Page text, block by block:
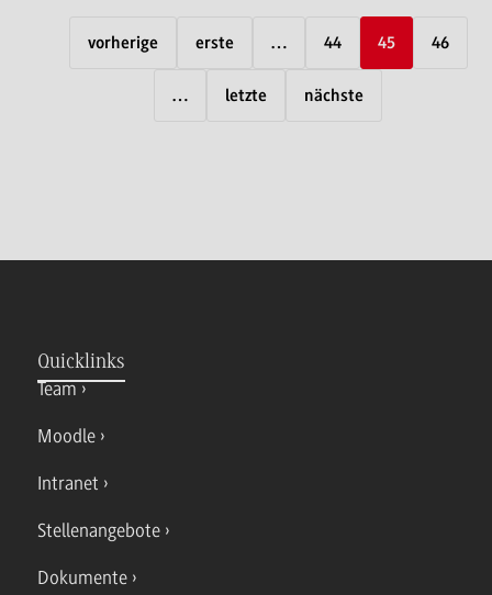
vorherige erste … 44 45 46
… letzte nächste
Quicklinks
Team
Moodle
Intranet
Stellenangebote
Dokumente